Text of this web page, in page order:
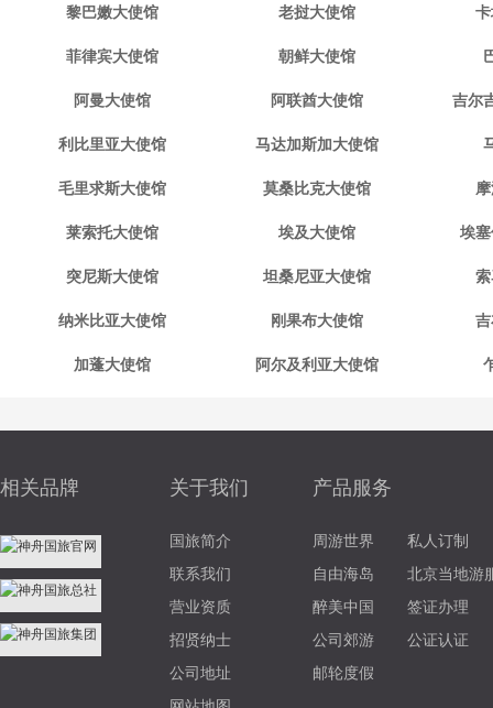
黎巴嫩大使馆 老挝大使馆
菲律宾大使馆 朝鲜大使馆
阿曼大使馆 阿联酋大使馆 吉尔
利比里亚大使馆 马达加斯加大使馆
毛里求斯大使馆 莫桑比克大使馆
莱索托大使馆 埃及大使馆 埃
突尼斯大使馆 坦桑尼亚大使馆
纳米比亚大使馆 刚果布大使馆
加蓬大使馆 阿尔及利亚大使馆
相关品牌 关于我们
国旅简介
联系我们
营业资质
招贤纳士
公司地址
产品服务
周游世界
私人订制
自由海岛
北京当地游
醉美中国
签证办理
公司郊游
公证认证
邮轮度假